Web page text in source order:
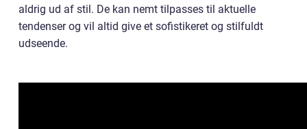
aldrig ud af stil. De kan nemt tilpasses til aktuelle
tendenser og vil altid give et sofistikeret og stilfuldt
udseende.